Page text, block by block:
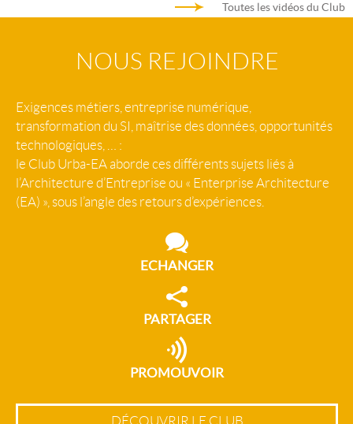
Toutes les vidéos du Club
NOUS REJOINDRE
Exigences métiers, entreprise numérique,
transformation du SI, maîtrise des données, opportunités
technologiques, … :
le Club Urba-EA aborde ces différents sujets liés à
l’Architecture d’Entreprise ou « Enterprise Architecture
(EA) », sous l’angle des retours d’expériences.
ECHANGER
PARTAGER
PROMOUVOIR
DÉCOUVRIR LE CLUB